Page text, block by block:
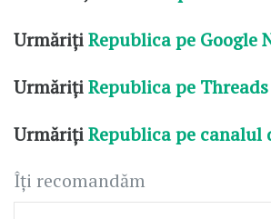
UrmărițiRepublica pe Google
UrmărițiRepublica pe Threads
UrmărițiRepublica pe canalul
Îți recomandăm